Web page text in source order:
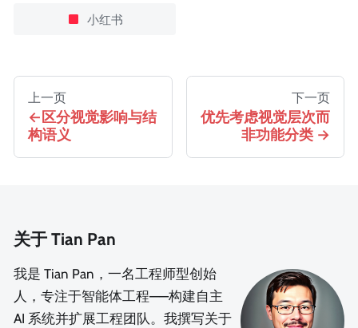
小红书
上一页
区分视觉影响与结
构语义
下一页
优先考虑视觉层次而
非功能分类
关于 Tian Pan
我是 Tian Pan，一名工程师型创始
人，专注于智能体工程——构建自主
AI 系统并扩展工程团队。我撰写关于